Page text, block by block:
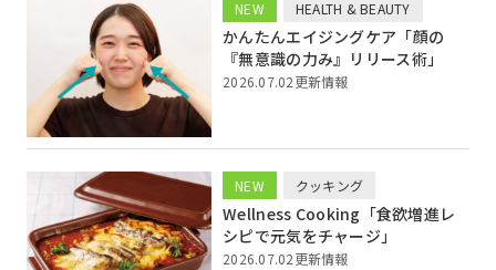
NEW HEALTH & BEAUTY
かんたんエイジングケア「顔の
『無意識の力み』リリース術」
2026.07.02更新情報
NEW クッキング
Wellness Cooking「食欲増進レ
シピで元気をチャージ」
2026.07.02更新情報